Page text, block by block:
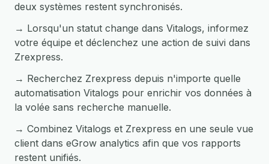
deux systèmes restent synchronisés.
→ Lorsqu'un statut change dans Vitalogs, informez
votre équipe et déclenchez une action de suivi dans
Zrexpress.
→ Recherchez Zrexpress depuis n'importe quelle
automatisation Vitalogs pour enrichir vos données à
la volée sans recherche manuelle.
→ Combinez Vitalogs et Zrexpress en une seule vue
client dans eGrow analytics afin que vos rapports
restent unifiés.